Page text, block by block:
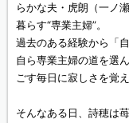
らかな夫・虎朗（一ノ
暮らす“専業主婦”。
過去のある経験から「
自ら専業主婦の道を選
ごす毎日に寂しさを覚
そんなある日、詩穂は